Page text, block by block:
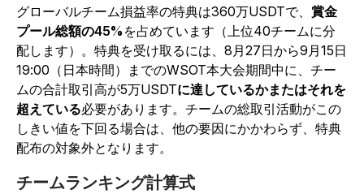
グローバルチーム損益率の特典は360万USDTで、 賞金
プール総額の45% を占めています（上位40チームに分
配します）。特典を受け取るには、8月27日から9月15日
19:00（日本時間）までのWSOT本大会期間中に、チー
ムの合計取引高が5万USDTに達しているかまたはそれを
超えている必要があります。チームの総取引活動がこの
しきい値を下回る場合は、他の要因にかかわらず、特典
配布の対象外となります。
チームランキング計算式